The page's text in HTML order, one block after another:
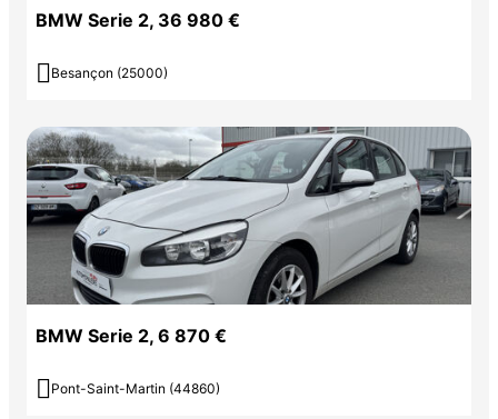
BMW Serie 2, 36 980 €
 Besançon (25000)
BMW Serie 2, 6 870 €
 Pont-Saint-Martin (44860)